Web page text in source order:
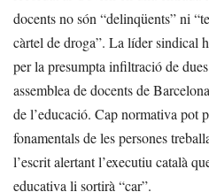
docents no són “delinqüents” ni
càrtel de droga”. La líder sindical
per la presumpta infiltració de
assemblea de docents de
de l’educació. Cap normativa pot
fonamentals de les persones
l’escrit alertant l’executiu català
educativa li sortirà “car”.